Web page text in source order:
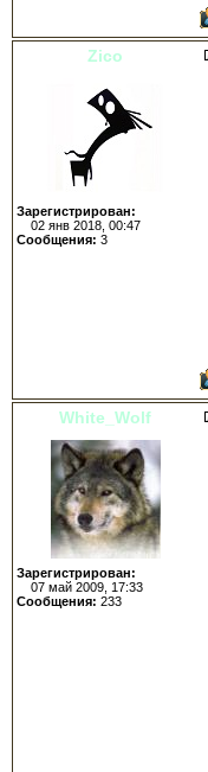
Zico
Зарегистрирован:
02 янв 2018, 00:47
Сообщения: 3
White_Wolf
Зарегистрирован:
07 май 2009, 17:33
Сообщения: 233